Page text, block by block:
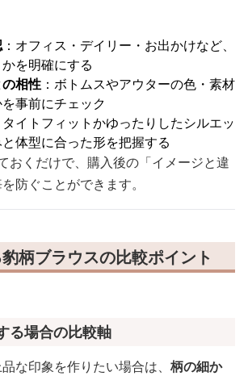
：オフィス・デイリー・お出かけなど、
を明確にする
相性 ：ボトムスやアウターの色・素材
事前にチェック
タイトフィットかゆったりしたシルエッ
体型に合った形を把握する
おくだけで、購入後の「イメージと違
防ぐことができます。
柄ブラウスの比較ポイント
る場合の比較軸
な印象を作りたい場合は、 柄の細か